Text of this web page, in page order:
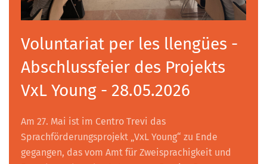
Voluntariat per les llengües -
Abschlussfeier des Projekts
VxL Young - 28.05.2026
Am 27. Mai ist im Centro Trevi das
Sprachförderungsprojekt „VxL Young“ zu Ende
gegangen, das vom Amt für Zweisprachigkeit und